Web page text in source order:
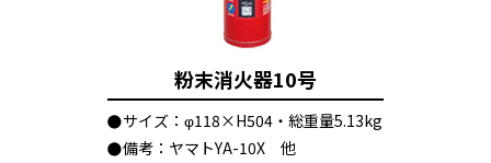
粉末消火器10号
サイズ：φ118×H504・総重量5.13kg
備考：ヤマトYA-10X 他